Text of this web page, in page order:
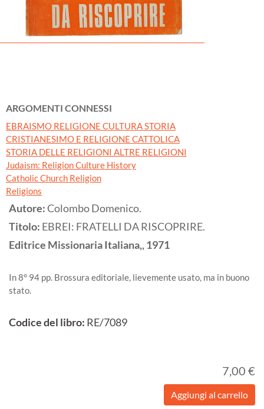
ARGOMENTI CONNESSI
EBRAISMO RELIGIONE CULTURA STORIA
CRISTIANESIMO E RELIGIONE CATTOLICA
STORIA DELLE RELIGIONI ALTRE RELIGIONI
Judaism: Religion Culture History
Catholic Church Religion
Religions
Autore:Colombo Domenico.
Titolo: EBREI: FRATELLI DA RISCOPRIRE.
Editrice Missionaria Italiana,,1971
In 8° 94 pp. Brossura editoriale, lievemente usato, ma in buono
stato.
Codice del libro: RE/7089
7,00 €